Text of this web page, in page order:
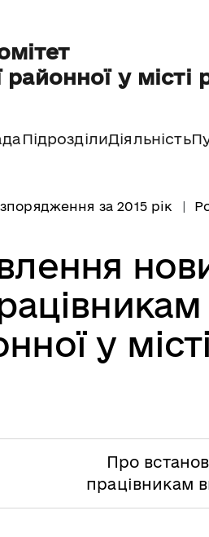
районної у місті
ПідрозділиДіяльність
за 2015 рік
у
Про
працівникам